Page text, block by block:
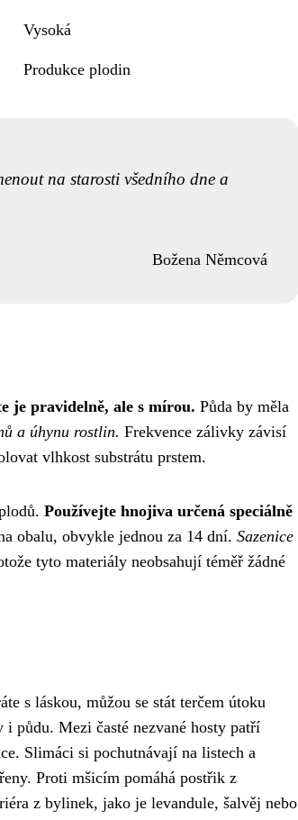
Vysoká
Produkce plodin
na starosti všedního dne a
Božena Němcová
je pravidelně, ale s mírou. Půda by měla
a úhynu rostlin. Frekvence zálivky závisí
vlhkost substrátu prstem.
Používejte hnojiva určená speciálně
obalu, obvykle jednou za 14 dní. Sazenice
tyto materiály neobsahují téměř žádné
s láskou, můžou se stát terčem útoku
půdu. Mezi časté nezvané hosty patří
Slimáci si pochutnávají na listech a
Proti mšicím pomáhá postřik z
z bylinek, jako je levandule, šalvěj nebo